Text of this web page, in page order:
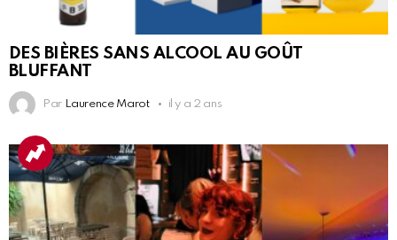
DES BIÈRES SANS ALCOOL AU GOÛT
BLUFFANT
Par Laurence Marot il y a 2 ans